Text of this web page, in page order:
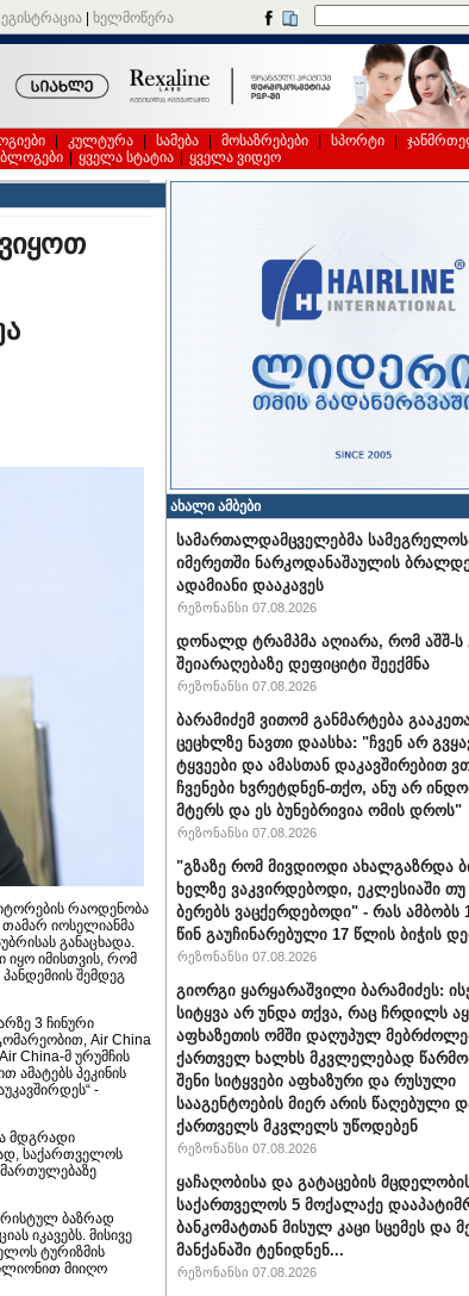
ხელმოწერა
კულტურა სამება მოსაზრებები სპორტი
ბლოგები ყველა სტატია ყველა ვიდეო
რაოდენობა
თამარ იოსელიანმა
განაცხადა.
იყო იმისთვის, რომ
შემდეგ
3 ჩინური
Air China
China-მ ურუმჩის
ამატებს პეკინის
-
მდგრადი
საქართველოს
ბაზრად
იკავებს. მისივე
ტურიზმის
მიიღო
ახალი ამბები
სამართალდამცველებმა
იმერეთში ნარკოდანაშაულის
ადამიანი დააკავეს
რეზონანსი 07.08.2026
დონალდ ტრამპმა აღიარა, რომ აშშ-ს
შეიარაღებაზე დეფიციტი შეექმნა
რეზონანსი 07.08.2026
ბარამიძემ ვითომ განმარტება
ცეცხლზე ნავთი დაასხა: "ჩვენ არ
ტყვეები და ამასთან დაკავშირებით
ჩვენები ხვრეტდნენ-თქო, ანუ არ
მტერს და ეს ბუნებრივია ომის დროს"
რეზონანსი 07.08.2026
"გზაზე რომ მივდიოდი ახალგაზრდა
ხელზე ვაკვირდებოდი, ეკლესიაში
ბერებს ვაცქერდებოდი" - რას ამბობს
წინ გაუჩინარებული 17 წლის ბიჭის
რეზონანსი 07.08.2026
გიორგი ყარყარაშვილი ბარამიძეს:
სიტყვა არ უნდა თქვა, რაც ჩრდილს
აფხაზეთის ომში დაღუპულ
ქართველ ხალხს მკვლელებად
შენი სიტყვები აფხაზური და რუსული
სააგენტოების მიერ არის წაღებული
ქართველს მკვლელს უწოდებენ
რეზონანსი 07.08.2026
ყაჩაღობისა და გატაცების
საქართველოს 5 მოქალაქე
ბანკომატთან მისულ კაცი სცემეს და
მანქანაში ტენიდნენ...
რეზონანსი 07.08.2026